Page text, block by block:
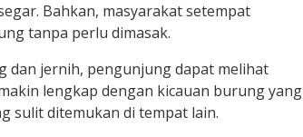
Bahkan, masyarakat setempat
tanpa perlu dimasak.
dan jernih, pengunjung dapat melihat
lengkap dengan kicauan burung yang
sulit ditemukan di tempat lain.